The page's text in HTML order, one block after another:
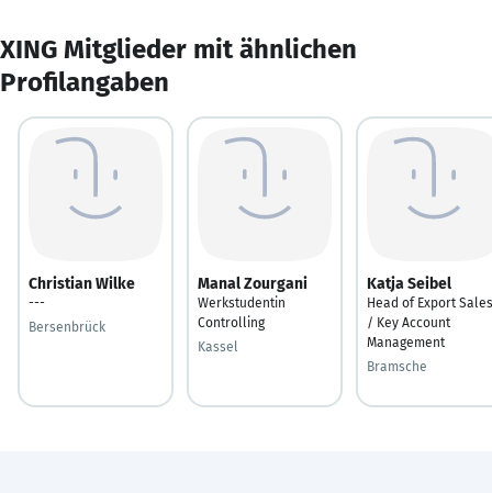
XING Mitglieder mit ähnlichen
Profilangaben
Christian Wilke
---
Bersenbrück
Manal Zourgani
Werkstudentin
Controlling
Kassel
Katja Seibel
Head of Export Sales
/ Key Account
Management
Bramsche